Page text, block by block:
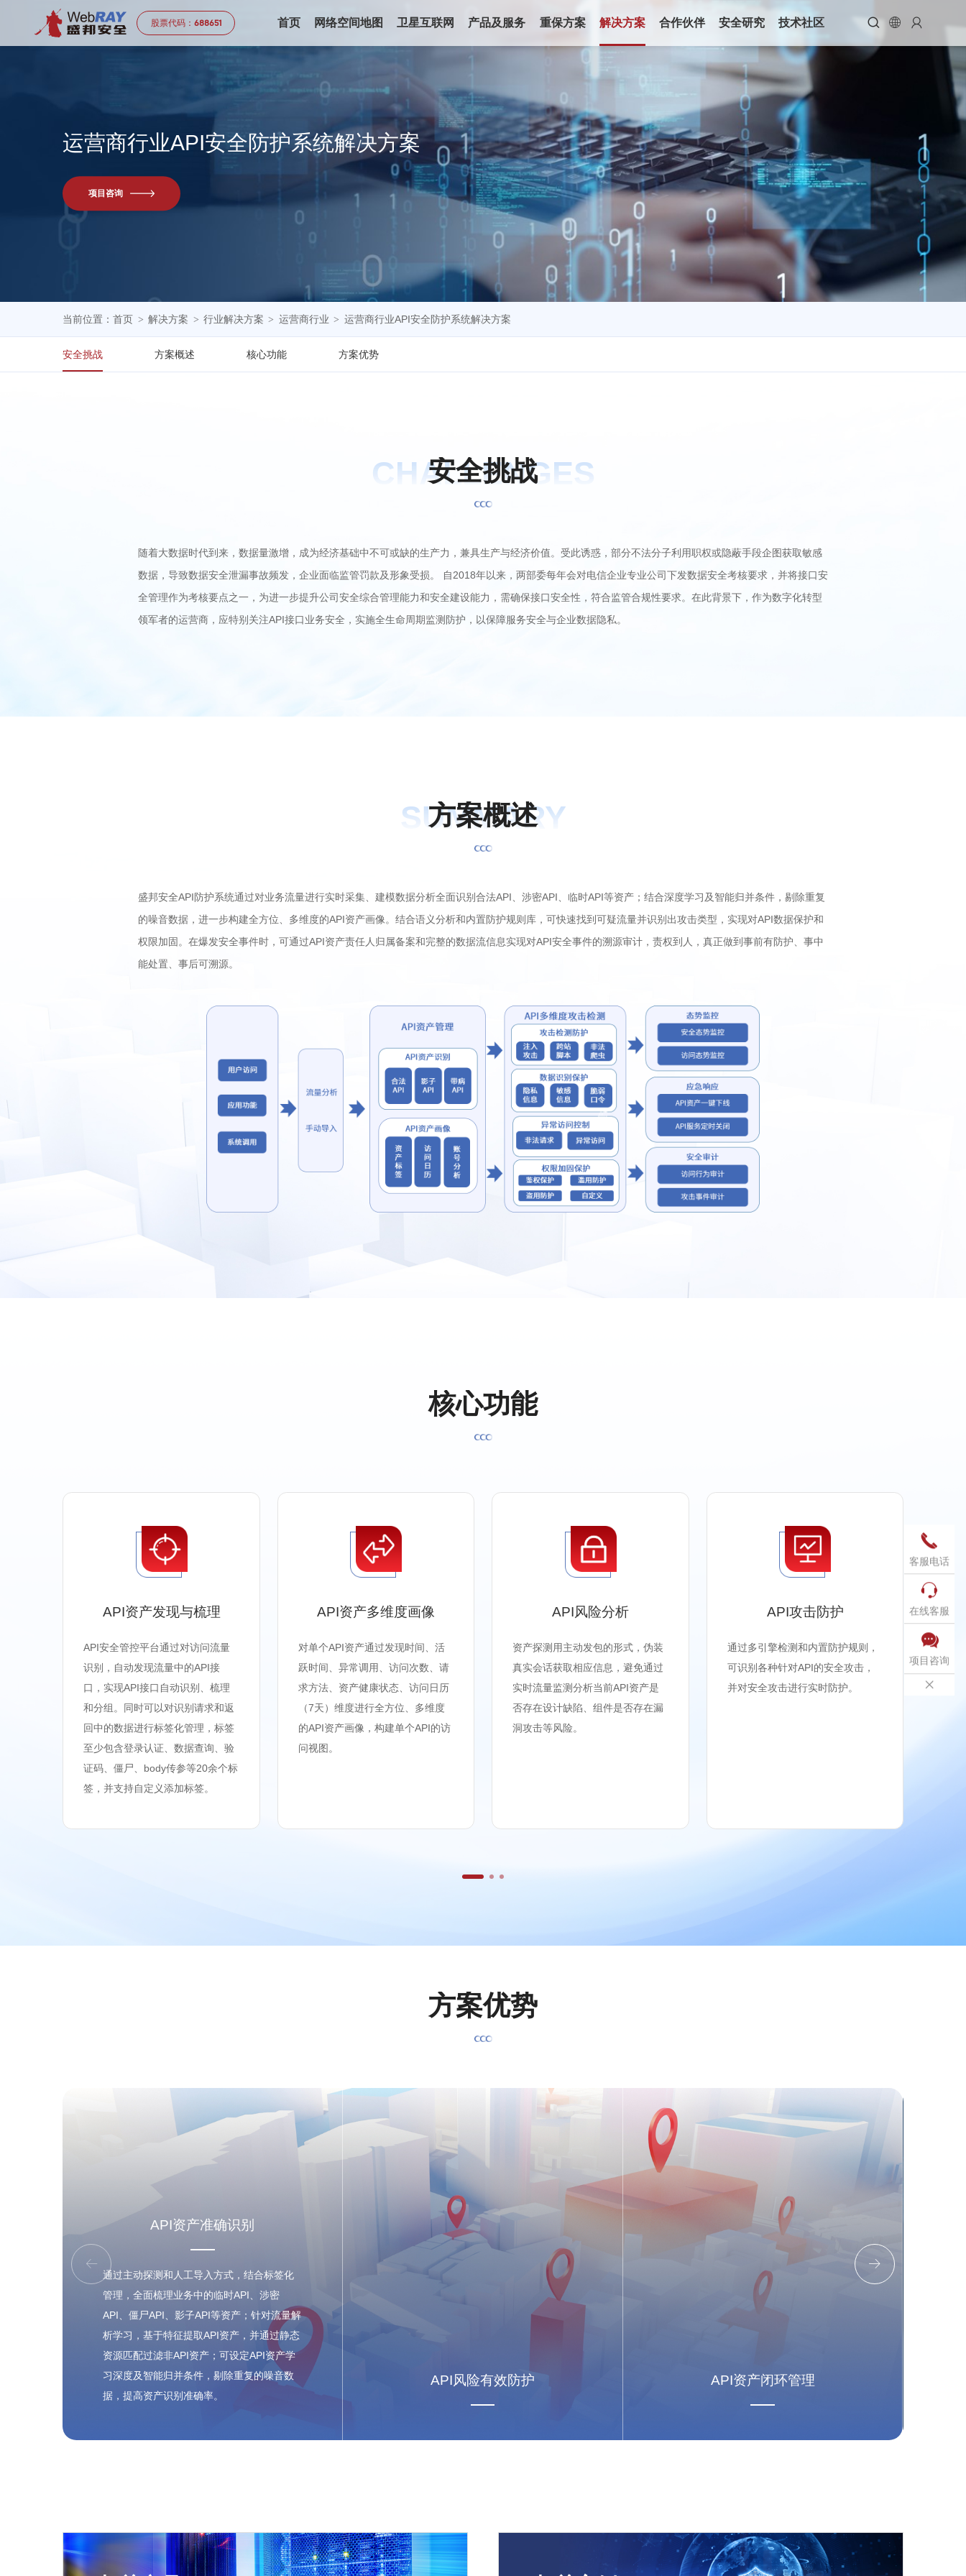
股票代码： 688651 首页 网络空间地图 卫星互联网 产品及服务 重保方案 解决方案 合作伙伴 安全研究 技术社区   
运营商行业API安全防护系统解决方案
项目咨询
当前位置：首页 > 解决方案 > 行业解决方案 > 运营商行业 > 运营商行业API安全防护系统解决方案
安全挑战 方案概述 核心功能 方案优势
CHALLENGES
安全挑战
随着大数据时代到来，数据量激增，成为经济基础中不可或缺的生产力，兼具生产与经济价值。受此诱惑，部分不法分子利用职权或隐蔽手段企图获取敏感
数据，导致数据安全泄漏事故频发，企业面临监管罚款及形象受损。 自2018年以来，两部委每年会对电信企业专业公司下发数据安全考核要求，并将接口安
全管理作为考核要点之一，为进一步提升公司安全综合管理能力和安全建设能力，需确保接口安全性，符合监管合规性要求。在此背景下，作为数字化转型
领军者的运营商，应特别关注API接口业务安全，实施全生命周期监测防护，以保障服务安全与企业数据隐私。
SUMMARY
方案概述
盛邦安全API防护系统通过对业务流量进行实时采集、建模数据分析全面识别合法API、涉密API、临时API等资产；结合深度学习及智能归并条件，剔除重复
的噪音数据，进一步构建全方位、多维度的API资产画像。结合语义分析和内置防护规则库，可快速找到可疑流量并识别出攻击类型，实现对API数据保护和
权限加固。在爆发安全事件时，可通过API资产责任人归属备案和完整的数据流信息实现对API安全事件的溯源审计，责权到人，真正做到事前有防护、事中
能处置、事后可溯源。
核心功能
API资产发现与梳理
API安全管控平台通过对访问流量
识别，自动发现流量中的API接
口，实现API接口自动识别、梳理
和分组。同时可以对识别请求和返
回中的数据进行标签化管理，标签
至少包含登录认证、数据查询、验
证码、僵尸、body传参等20余个标
签，并支持自定义添加标签。
API资产多维度画像
对单个API资产通过发现时间、活
跃时间、异常调用、访问次数、请
求方法、资产健康状态、访问日历
（7天）维度进行全方位、多维度
的API资产画像，构建单个API的访
问视图。
API风险分析
资产探测用主动发包的形式，伪装
真实会话获取相应信息，避免通过
实时流量监测分析当前API资产是
否存在设计缺陷、组件是否存在漏
洞攻击等风险。
API攻击防护
通过多引擎检测和内置防护规则，
可识别各种针对API的安全攻击，
并对安全攻击进行实时防护。
护、
方案优势
API资产准确识别
通过主动探测和人工导入方式，结合标签化
管理，全面梳理业务中的临时API、涉密
API、僵尸API、影子API等资产；针对流量解
析学习，基于特征提取API资产，并通过静态
资源匹配过滤非API资产；可设定API资产学
习深度及智能归并条件，剔除重复的噪音数
据，提高资产识别准确率。
API风险有效防护 API资产闭环管理
 

客服电话

在线客服

项目咨询
